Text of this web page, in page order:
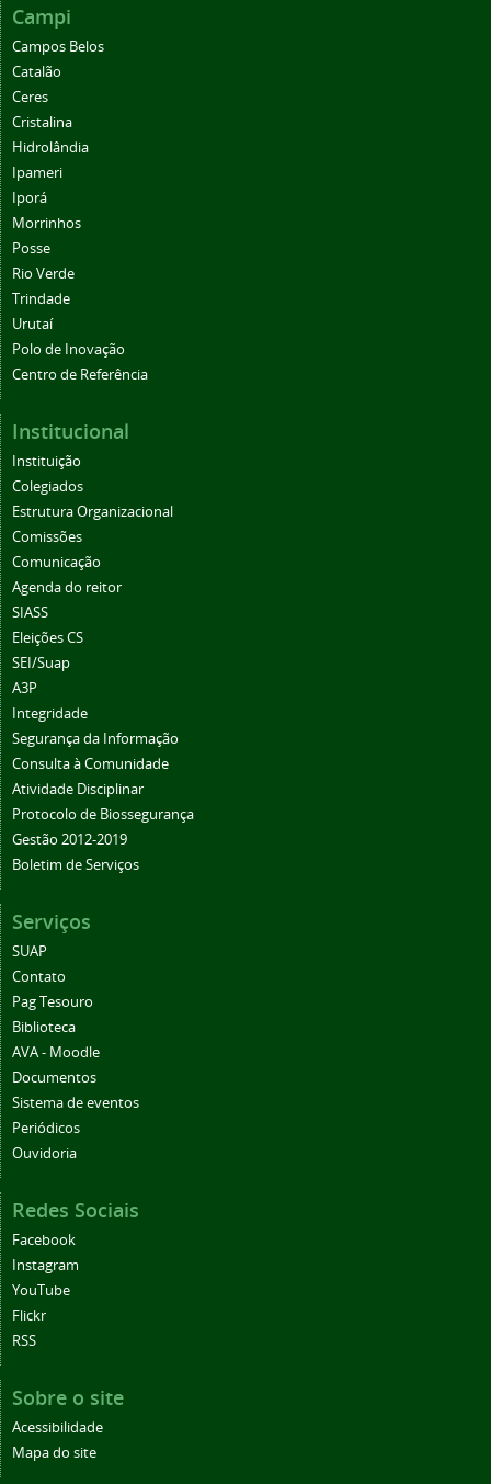
Campi
Campos Belos
Catalão
Ceres
Cristalina
Hidrolândia
Ipameri
Iporá
Morrinhos
Posse
Rio Verde
Trindade
Urutaí
Polo de Inovação
Centro de Referência
Institucional
Instituição
Colegiados
Estrutura Organizacional
Comissões
Comunicação
Agenda do reitor
SIASS
Eleições CS
SEI/Suap
A3P
Integridade
Segurança da Informação
Consulta à Comunidade
Atividade Disciplinar
Protocolo de Biossegurança
Gestão 2012-2019
Boletim de Serviços
Serviços
SUAP
Contato
Pag Tesouro
Biblioteca
AVA - Moodle
Documentos
Sistema de eventos
Periódicos
Ouvidoria
Redes Sociais
Facebook
Instagram
YouTube
Flickr
RSS
Sobre o site
Acessibilidade
Mapa do site